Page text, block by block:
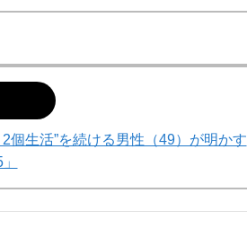
個生活”を続ける男性（49）が明かす